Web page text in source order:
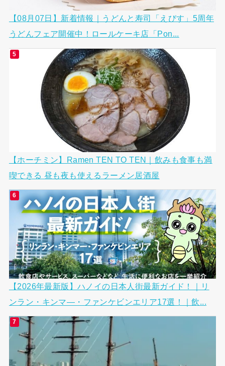
【08月07日】新着情報｜うどんと寿司「えびす」5周年
うどんフェア開催中！ロールケーキ店「Pon...
【ホーチミン】Ramen TEN TO TEN｜飲みも食事も満
喫できる 昼も夜も使えるラーメン居酒屋
【2026年最新版】ハノイの日本人街最新ガイド！｜リ
ンラン・キンマ―・ファンケビンエリア17選！｜飲...